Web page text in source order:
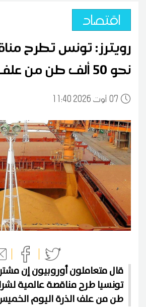
اقتصاد
رويترز: تونس تطرح
نحو 50 ألف طن من علف الذرة
0711:40 2026 أوت
قال متعاملون أوروبيون إن
طن من علف الذرة اليوم